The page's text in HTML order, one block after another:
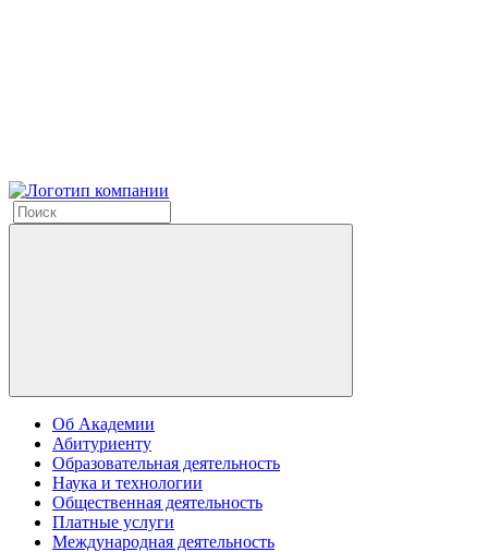
Об Академии
Абитуриенту
Образовательная деятельность
Наука и технологии
Общественная деятельность
Платные услуги
Международная деятельность